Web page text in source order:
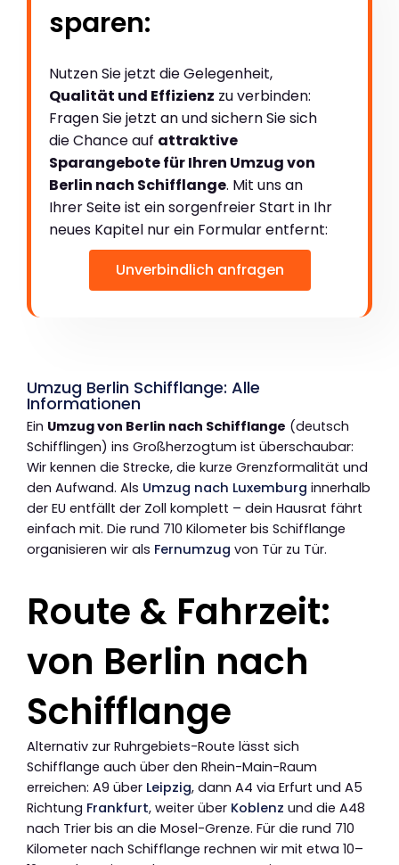
sparen:
Nutzen Sie jetzt die Gelegenheit,
Qualität und Effizienz zu verbinden:
Fragen Sie jetzt an und sichern Sie sich
die Chance auf attraktive
Sparangebote für Ihren Umzug von
Berlin nach Schifflange. Mit uns an
Ihrer Seite ist ein sorgenfreier Start in Ihr
neues Kapitel nur ein Formular entfernt:
Unverbindlich anfragen
Umzug Berlin Schifflange: Alle
Informationen
Ein Umzug von Berlin nach Schifflange (deutsch
Schifflingen) ins Großherzogtum ist überschaubar:
Wir kennen die Strecke, die kurze Grenzformalität und
den Aufwand. Als Umzug nach Luxemburg innerhalb
der EU entfällt der Zoll komplett – dein Hausrat fährt
einfach mit. Die rund 710 Kilometer bis Schifflange
organisieren wir als Fernumzug von Tür zu Tür.
Route & Fahrzeit:
von Berlin nach
Schifflange
Alternativ zur Ruhrgebiets-Route lässt sich
Schifflange auch über den Rhein-Main-Raum
erreichen: A9 über Leipzig, dann A4 via Erfurt und A5
Richtung Frankfurt, weiter über Koblenz und die A48
nach Trier bis an die Mosel-Grenze. Für die rund 710
Kilometer nach Schifflange rechnen wir mit etwa 10–